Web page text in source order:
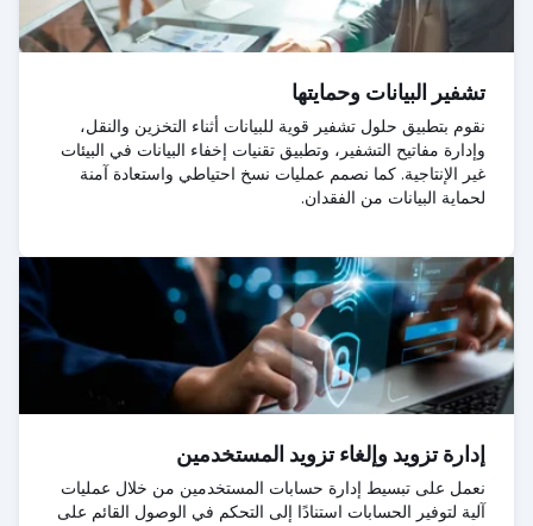
تشفير البيانات وحمايتها
نقوم بتطبيق حلول تشفير قوية للبيانات أثناء التخزين والنقل،
وإدارة مفاتيح التشفير، وتطبيق تقنيات إخفاء البيانات في البيئات
غير الإنتاجية. كما نصمم عمليات نسخ احتياطي واستعادة آمنة
لحماية البيانات من الفقدان.
إدارة تزويد وإلغاء تزويد المستخدمين
نعمل على تبسيط إدارة حسابات المستخدمين من خلال عمليات
آلية لتوفير الحسابات استنادًا إلى التحكم في الوصول القائم على